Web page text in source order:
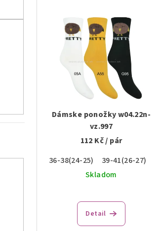
d
p
d
Dámske ponožky w04.22n-
vz.997
112 Kč/ pár
36-38(24-25)
39-41(26-27)
Skladom
Detail